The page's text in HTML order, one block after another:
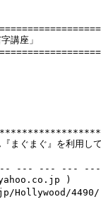
座」
まぐまぐ』を利用し
--- --- ---
)
Hollywood/4490/